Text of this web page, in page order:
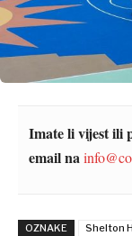
Imate li vijest ili
email na
OZNAKE Shelton